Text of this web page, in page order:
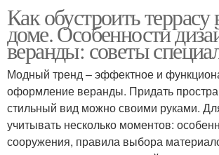
Как обустроить террасу
доме. Особенности
веранды: советы
Модный тренд – эффектное и
оформление веранды. Придать
стильный вид можно своими руками.
учитывать несколько моментов:
сооружения, правила выбора